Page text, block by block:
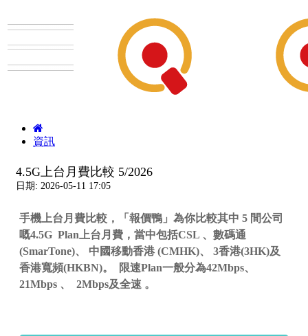
資訊
4.5G上台月費比較 5/2026
日期: 2026-05-11 17:05
手機上台月費比較，「報價鴨」為你比較其中 5 間公司
嘅4.5G Plan上台月費，當中包括CSL 、數碼通
(SmarTone)、 中國移動香港 (CMHK)、 3香港(3HK)及
香港寬頻(HKBN)。 限速Plan一般分為42Mbps、
21Mbps 、 2Mbps及全速 。